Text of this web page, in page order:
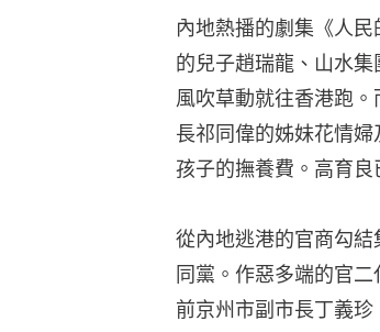
內地熱播的劇集《人
的兒子趙瑞龍、山水
風吹草動就往香港跑
長祁同偉的姊妹花情
孩子的撫養費。高育良
從內地逃港的官商勾
同黨。作惡多端的官
前京州市副市長丁義